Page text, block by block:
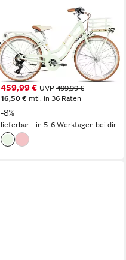
Kinderfahrrad Maxim La Vita
7 24
32 cm Rahmenhöhe
7 Gänge
80 kg Zul. Gesamtgewicht
459,99 € UVP 499,99 €
16,50 € mtl. in 36 Raten
-8%
lieferbar - in 5-6 Werktagen bei dir